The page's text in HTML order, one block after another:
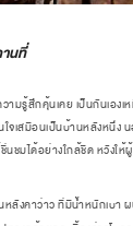
นที่
รู้สึกคุ้นเคย เป็นกันเอง
จเสมือนเป็นบ้านหลังหนึ่ง
มได้อย่างใกล้ชิด หวังให้
งคาว่าว ที่มีน้ำหนักเบา